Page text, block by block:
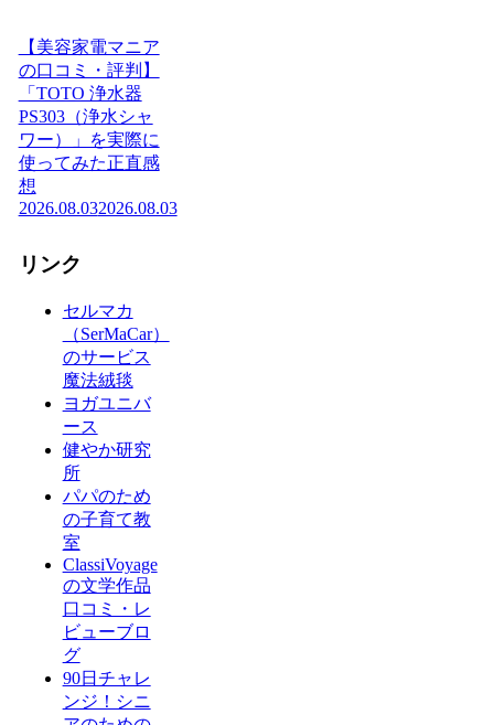
【美容家電マニア
の口コミ・評判】
「TOTO 浄水器
PS303（浄水シャ
ワー）」を実際に
使ってみた正直感
想
2026.08.032026.08.03
リンク
セルマカ
（SerMaCar）
のサービス
魔法絨毯
ヨガユニバ
ース
健やか研究
所
パパのため
の子育て教
室
ClassiVoyage
の文学作品
口コミ・レ
ビューブロ
グ
90日チャレ
ンジ！シニ